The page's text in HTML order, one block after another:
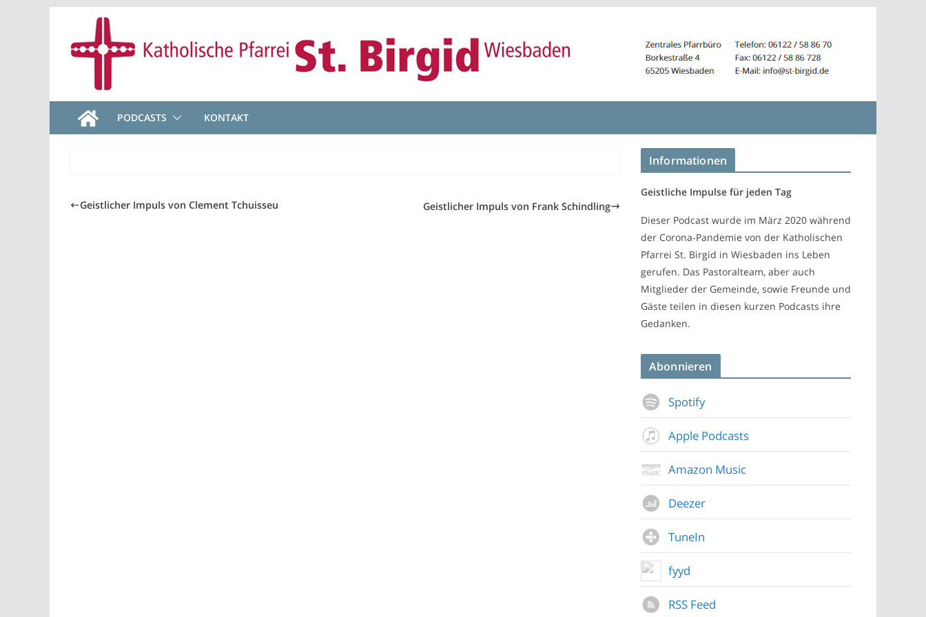
springen
PODCASTS KONTAKT
Geistlicher Impuls von Clement Tchuisseu Geistlicher Impuls von Frank Schindling
Informationen
Geistliche Impulse für jeden Tag
Dieser Podcast wurde im März 2020 während
der Corona-Pandemie von der Katholischen
Pfarrei St. Birgid in Wiesbaden ins Leben
gerufen. Das Pastoralteam, aber auch
Mitglieder der Gemeinde, sowie Freunde und
Gäste teilen in diesen kurzen Podcasts ihre
Gedanken.
Abonnieren
Spotify
Apple Podcasts
Amazon Music
Deezer
TuneIn
fyyd
RSS Feed